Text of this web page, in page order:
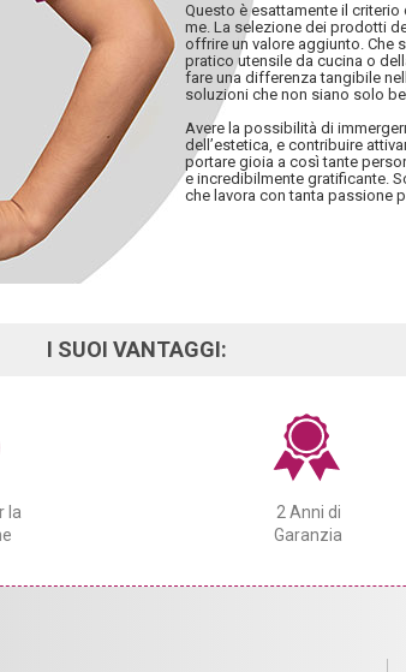
Questo è esattamente il
me. La selezione dei prodotti
offrire un valore aggiunto. Che
pratico utensile da cucina o
fare una differenza tangibile
soluzioni che non siano solo
Avere la possibilità di
dell’estetica, e contribuire
portare gioia a così tante
e incredibilmente gratificante.
che lavora con tanta passione
I SUOI VANTAGGI:
la
2 Anni di
Garanzia